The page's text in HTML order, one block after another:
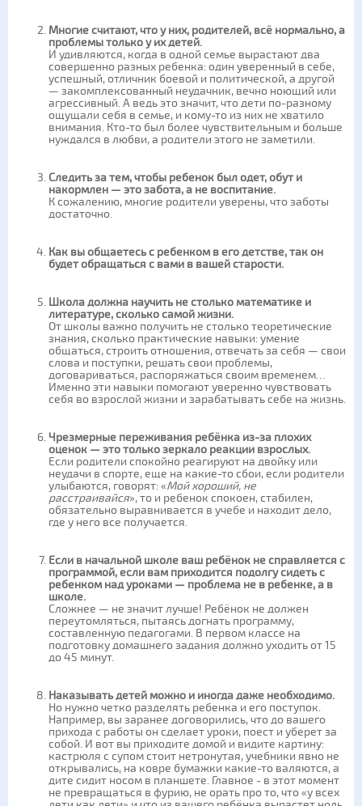
Многие считают, что у них, родителей, всё нормально, а
проблемы только у их детей.
И удивляются, когда в одной семье вырастают два
совершенно разных ребенка: один уверенный в себе,
успешный, отличник боевой и политической, а другой
— закомплексованный неудачник, вечно ноющий или
агрессивный. А ведь это значит, что дети по-разному
ощущали себя в семье, и кому-то из них не хватило
внимания. Кто-то был более чувствительным и больше
нуждался в любви, а родители этого не заметили.
Следить за тем, чтобы ребенок был одет, обут и
накормлен — это забота, а не воспитание.
К сожалению, многие родители уверены, что заботы
достаточно.
Как вы общаетесь с ребенком в его детстве, так он
будет обращаться с вами в вашей старости.
Школа должна научить не столько математике и
литературе, сколько самой жизни.
От школы важно получить не столько теоретические
знания, сколько практические навыки: умение
общаться, строить отношения, отвечать за себя — свои
слова и поступки, решать свои проблемы,
договариваться, распоряжаться своим временем…
Именно эти навыки помогают уверенно чувствовать
себя во взрослой жизни и зарабатывать себе на жизнь.
Чрезмерные переживания ребёнка из-за плохих
оценок — это только зеркало реакции взрослых.
Если родители спокойно реагируют на двойку или
неудачи в спорте, еще на какие-то сбои, если родители
улыбаются, говорят: «Мой хороший, не
расстраивайся», то и ребенок спокоен, стабилен,
обязательно выравнивается в учебе и находит дело,
где у него все получается.
Если в начальной школе ваш ребёнок не справляется с
программой, если вам приходится подолгу сидеть с
ребенком над уроками — проблема не в ребенке, а в
школе.
Сложнее — не значит лучше! Ребёнок не должен
переутомляться, пытаясь догнать программу,
составленную педагогами. В первом классе на
подготовку домашнего задания должно уходить от 15
до 45 минут.
Наказывать детей можно и иногда даже необходимо.
Но нужно четко разделять ребенка и его поступок.
Например, вы заранее договорились, что до вашего
прихода с работы он сделает уроки, поест и уберет за
собой. И вот вы приходите домой и видите картину:
кастрюля с супом стоит нетронутая, учебники явно не
открывались, на ковре бумажки какие-то валяются, а
дите сидит носом в планшете. Главное - в этот момент
не превращаться в фурию, не орать про то, что «у всех